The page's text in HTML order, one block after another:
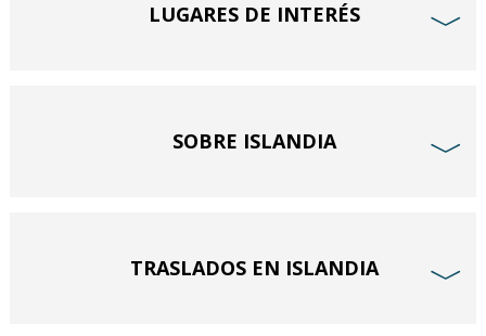
LUGARES DE INTERÉS ﹀
SOBRE ISLANDIA ﹀
TRASLADOS EN ISLANDIA ﹀